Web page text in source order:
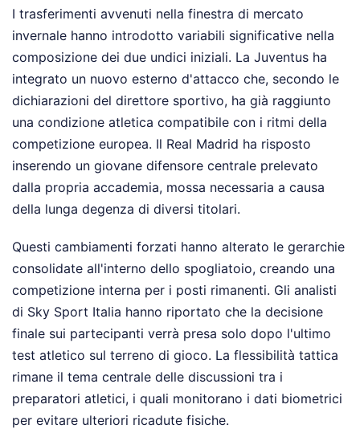
I trasferimenti avvenuti nella finestra di mercato
invernale hanno introdotto variabili significative nella
composizione dei due undici iniziali. La Juventus ha
integrato un nuovo esterno d'attacco che, secondo le
dichiarazioni del direttore sportivo, ha già raggiunto
una condizione atletica compatibile con i ritmi della
competizione europea. Il Real Madrid ha risposto
inserendo un giovane difensore centrale prelevato
dalla propria accademia, mossa necessaria a causa
della lunga degenza di diversi titolari.
Questi cambiamenti forzati hanno alterato le gerarchie
consolidate all'interno dello spogliatoio, creando una
competizione interna per i posti rimanenti. Gli analisti
di Sky Sport Italia hanno riportato che la decisione
finale sui partecipanti verrà presa solo dopo l'ultimo
test atletico sul terreno di gioco. La flessibilità tattica
rimane il tema centrale delle discussioni tra i
preparatori atletici, i quali monitorano i dati biometrici
per evitare ulteriori ricadute fisiche.